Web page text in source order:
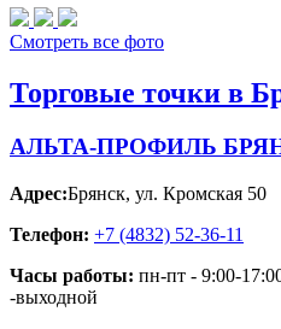
Смотреть все фото
Торговые точки в
АЛЬТА-ПРОФИЛЬ
Адрес:Брянск, ул. Кромская 50
Телефон: +7 (4832) 52-36-11
Часы работы: пн-пт - 9:00-
-выходной